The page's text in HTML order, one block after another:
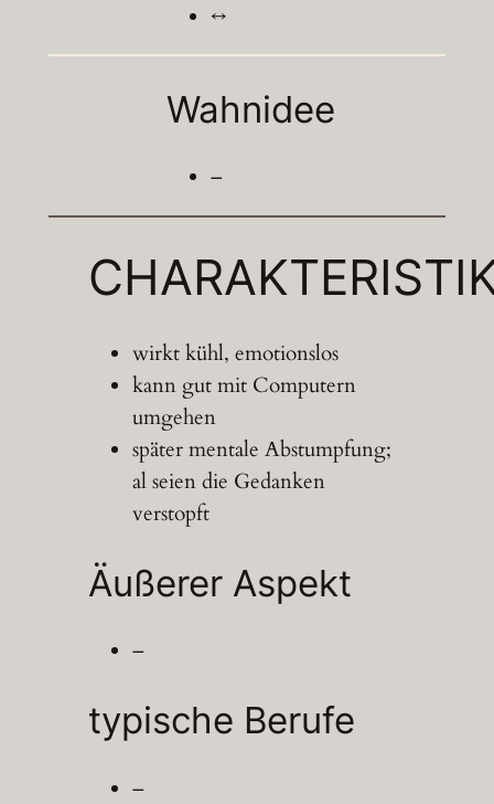
↔
Wahnidee
–
wirkt kühl, emotionslos
kann gut mit Computern
umgehen
später mentale Abstumpfung;
al seien die Gedanken
verstopft
Äußerer Aspekt
–
typische Berufe
–